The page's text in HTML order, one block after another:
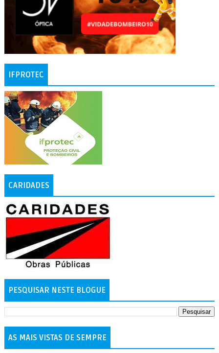
IFPROTEC
CARIDADES
PESQUISAR NESTE BLOGUE
AS MAIS VISTAS DE SEMPRE